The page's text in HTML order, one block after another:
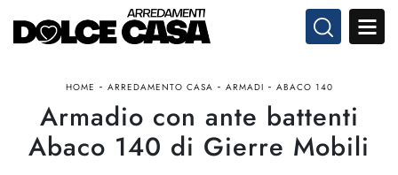
HOME - ARREDAMENTO CASA - ARMADI - ABACO 140
Armadio con ante battenti
Abaco 140 di Gierre Mobili